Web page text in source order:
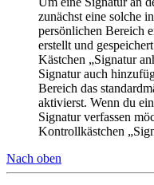
zunächst eine solche
persönlichen Bereich
erstellt und
Kästchen „Signatur
Signatur auch
Bereich das
aktivierst. Wenn du
Signatur verfassen
Kontrollkästchen
Nach oben